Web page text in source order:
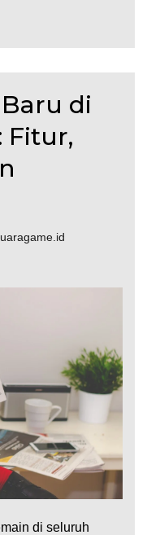
di
Fitur,
di seluruh